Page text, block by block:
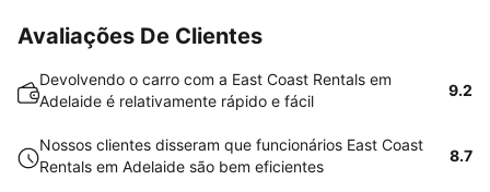
Avaliações De Clientes
Devolvendo o carro com a East Coast Rentals em
Adelaide é relativamente rápido e fácil
9.2
Nossos clientes disseram que funcionários East Coast
Rentals em Adelaide são bem eficientes
8.7